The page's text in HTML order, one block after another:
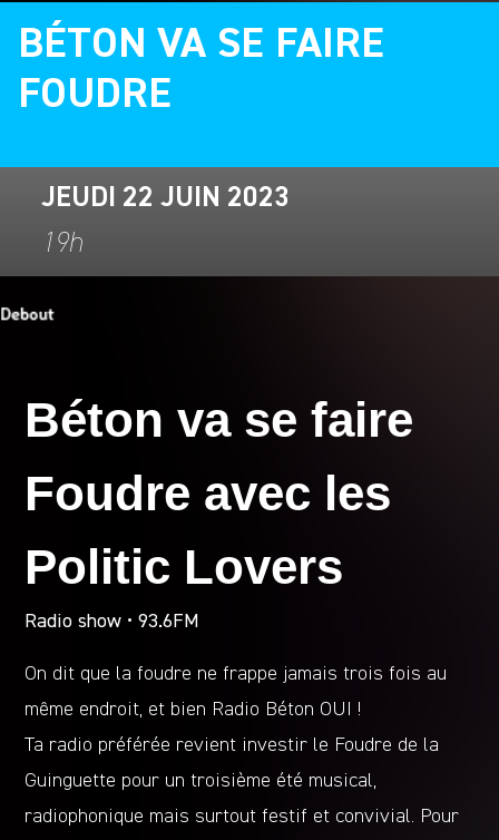
BÉTON VA SE FAIRE
FOUDRE
JEUDI 22 JUIN 2023
19h
Béton va se faire
Foudre avec les
Politic Lovers
Radio show • 93.6FM
On dit que la foudre ne frappe jamais trois fois au
même endroit, et bien Radio Béton OUI !
Ta radio préférée revient investir le Foudre de la
Guinguette pour un troisième été musical,
radiophonique mais surtout festif et convivial. Pour